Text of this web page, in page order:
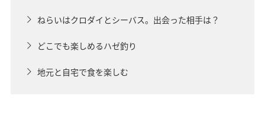
ねらいはクロダイとシーバス。出会った相手は？
どこでも楽しめるハゼ釣り
地元と自宅で食を楽しむ